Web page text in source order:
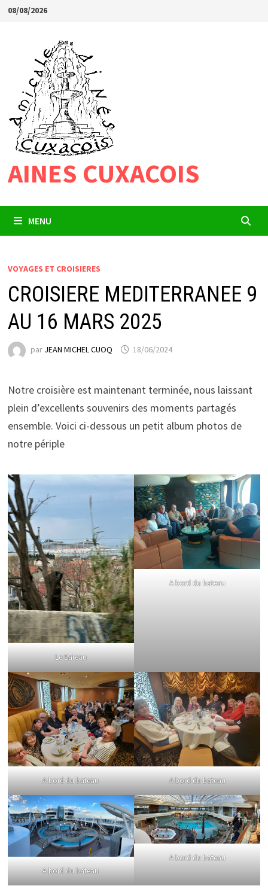
Passer
08/08/2026
AINES CUXACOIS
MENU
VOYAGES ET CROISIERES
CROISIERE MEDITERRANEE 9
AU 16 MARS 2025
par JEAN MICHEL CUOQ 18/06/2024
Notre croisière est maintenant terminée, nous laissant
plein d’excellents souvenirs des moments partagés
ensemble. Voici ci-dessous un petit album photos de
notre périple
Le Bateau
A bord du bateau
A bord du bateau A bord du bateau
A bord du bateau
A bord du bateau